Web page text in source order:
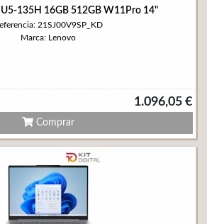
U5-135H 16GB 512GB W11Pro 14"
21SJ00V9SP_KD
Marca: Lenovo
1.096,05 €
Comprar